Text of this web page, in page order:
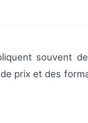
souvent
prix et des